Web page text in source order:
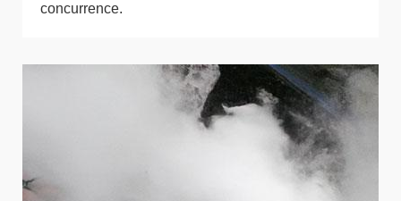
concurrence.